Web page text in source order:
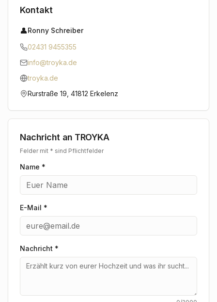
Kontakt
👤Ronny Schreiber
02431 9455355
info@troyka.de
troyka.de
Rurstraße 19, 41812 Erkelenz
Nachricht an TROYKA
Felder mit * sind Pflichtfelder
Name *
E-Mail *
Nachricht *